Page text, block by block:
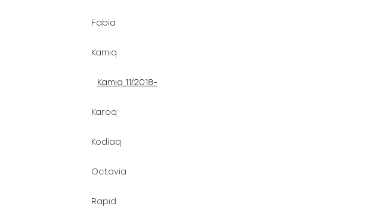
Fabia
Kamiq
Kamiq 11/2018-
Karoq
Kodiaq
Octavia
Rapid